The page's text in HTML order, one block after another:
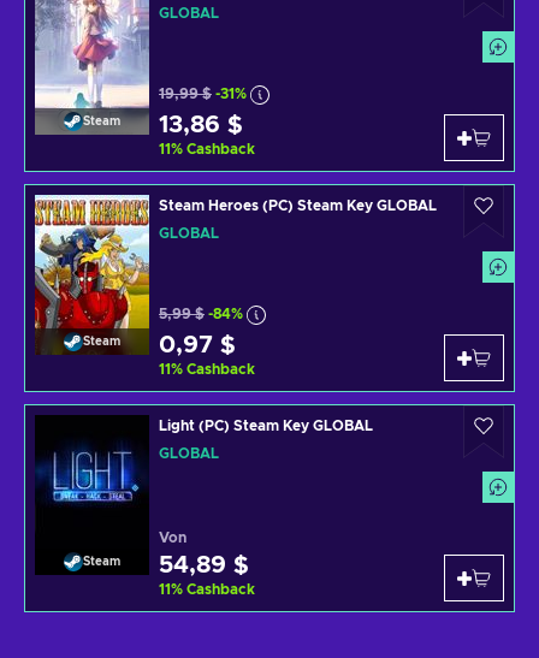
Steam
GLOBAL
19,99 $ -31%
13,86 $
11% Cashback
Steam
Steam Heroes (PC) Steam Key GLOBAL
GLOBAL
5,99 $ -84%
0,97 $
11% Cashback
Steam
Light (PC) Steam Key GLOBAL
GLOBAL
Von
54,89 $
11% Cashback